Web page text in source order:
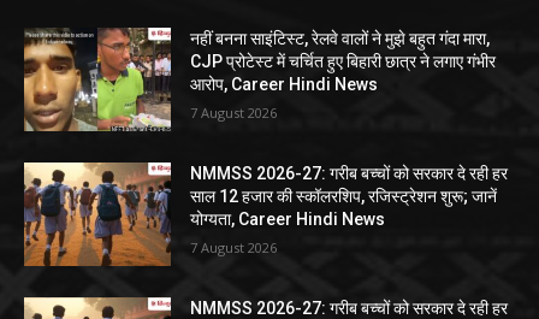
नहीं बनना साइंटिस्ट, रेलवे वालों ने मुझे बहुत गंदा मारा,
CJP प्रोटेस्ट में चर्चित हुए बिहारी छात्र ने लगाए गंभीर
आरोप, Career Hindi News
7 August 2026
NMMSS 2026-27: गरीब बच्चों को सरकार दे रही हर
साल 12 हजार की स्कॉलरशिप, रजिस्ट्रेशन शुरू; जानें
योग्यता, Career Hindi News
7 August 2026
NMMSS 2026-27: गरीब बच्चों को सरकार दे रही हर